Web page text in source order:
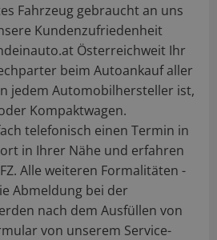
Fahrzeug gebraucht an uns
Kundenzufriedenheit
Österreichweit Ihr
beim Autoankauf aller
jedem Automobilhersteller ist,
Kompaktwagen.
telefonisch einen Termin in
in Ihrer Nähe und erfahren
Alle weiteren Formalitäten -
Abmeldung bei der
nach dem Ausfüllen von
von unserem Service-